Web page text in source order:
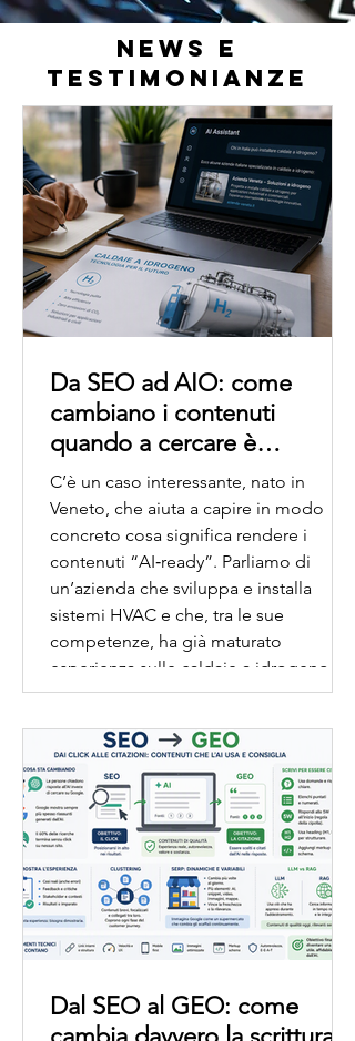
NEWS E
TESTIMONIANZE
Da SEO ad AIO: come
cambiano i contenuti
quando a cercare è
l’intelligenza artificiale
C’è un caso interessante, nato in
Veneto, che aiuta a capire in modo
concreto cosa significa rendere i
contenuti “AI‑ready”. Parliamo di
un’azienda che sviluppa e installa
sistemi HVAC e che, tra le sue
competenze, ha già maturato
esperienza sulle caldaie a idrogeno. Il
contesto è chiaro: in Italia questa
quindi non è utilizzabile. All’estero,
invece, sì. Questo crea una situazione
tipica delle innovazioni tecnologiche:
la competenza esiste pr
Dal SEO al GEO: come